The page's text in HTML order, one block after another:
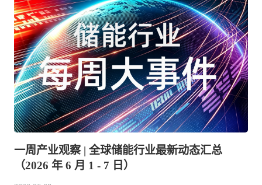
一周产业观察 | 全球储能行业最新动态汇总
（2026 年 6 月 1 - 7 日）